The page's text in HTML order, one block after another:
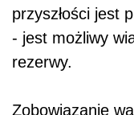
przyszłości jest
- jest możliwy
rezerwy.
Zobowiązanie